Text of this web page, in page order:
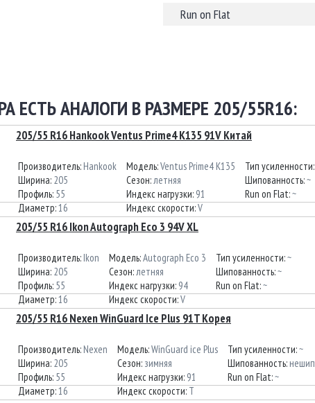
Run on Flat
ЕСТЬ АНАЛОГИ В РАЗМЕРЕ 205/55R16:
205/55 R16 Hankook Ventus Prime4 K135 91V Китай
Производитель: Hankook
Ширина: 205
Профиль: 55
Диаметр:16
Модель:Ventus Prime4 K135
Сезон:летняя
Индекс нагрузки: 91
Индекс скорости:V
Тип усиленности:
Шипованность:~
Run on Flat:~
205/55 R16 Ikon Autograph Eco 3 94V XL
Производитель: Ikon
Ширина: 205
Профиль: 55
Диаметр:16
Модель:Autograph Eco 3
Сезон:летняя
Индекс нагрузки: 94
Индекс скорости:V
Тип усиленности:~
Шипованность:~
Run on Flat:~
205/55 R16 Nexen WinGuard Ice Plus 91T Корея
Производитель: Nexen
Ширина: 205
Профиль: 55
Диаметр:16
Модель:WinGuard ice Plus
Сезон: зимняя
Индекс нагрузки: 91
Индекс скорости: T
Тип усиленности:~
Шипованность: нешип
Run on Flat:~